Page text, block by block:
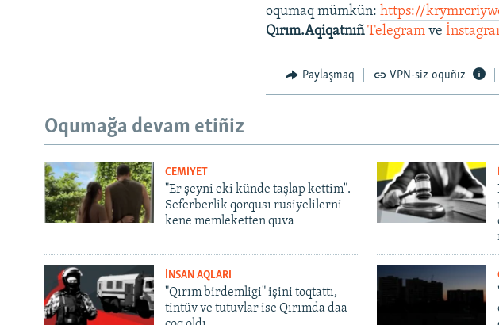
oqumaq mümkün:https://
Qırım.Aqiqatnıñ Telegram ve
Paylaşmaq VPN-siz oquñız
Oqumağa devam etiñiz
CEMİYET
"Er şeyni eki künde taşlap kettim".
Seferberlik qorqusı rusiyelilerni
kene memleketten quva
İNSAN AQLARI
"Qırım birdemligi" işini toqtattı,
tintüv ve tutuvlar ise Qırımda daa